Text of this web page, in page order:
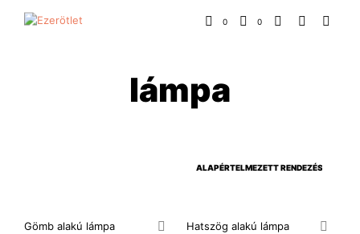
0 0
lámpa
Gömb alakú lámpa
Hatszög alakú lámpa